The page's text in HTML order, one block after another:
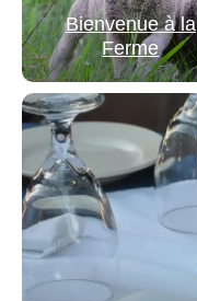
Bienvenue à la
Ferme